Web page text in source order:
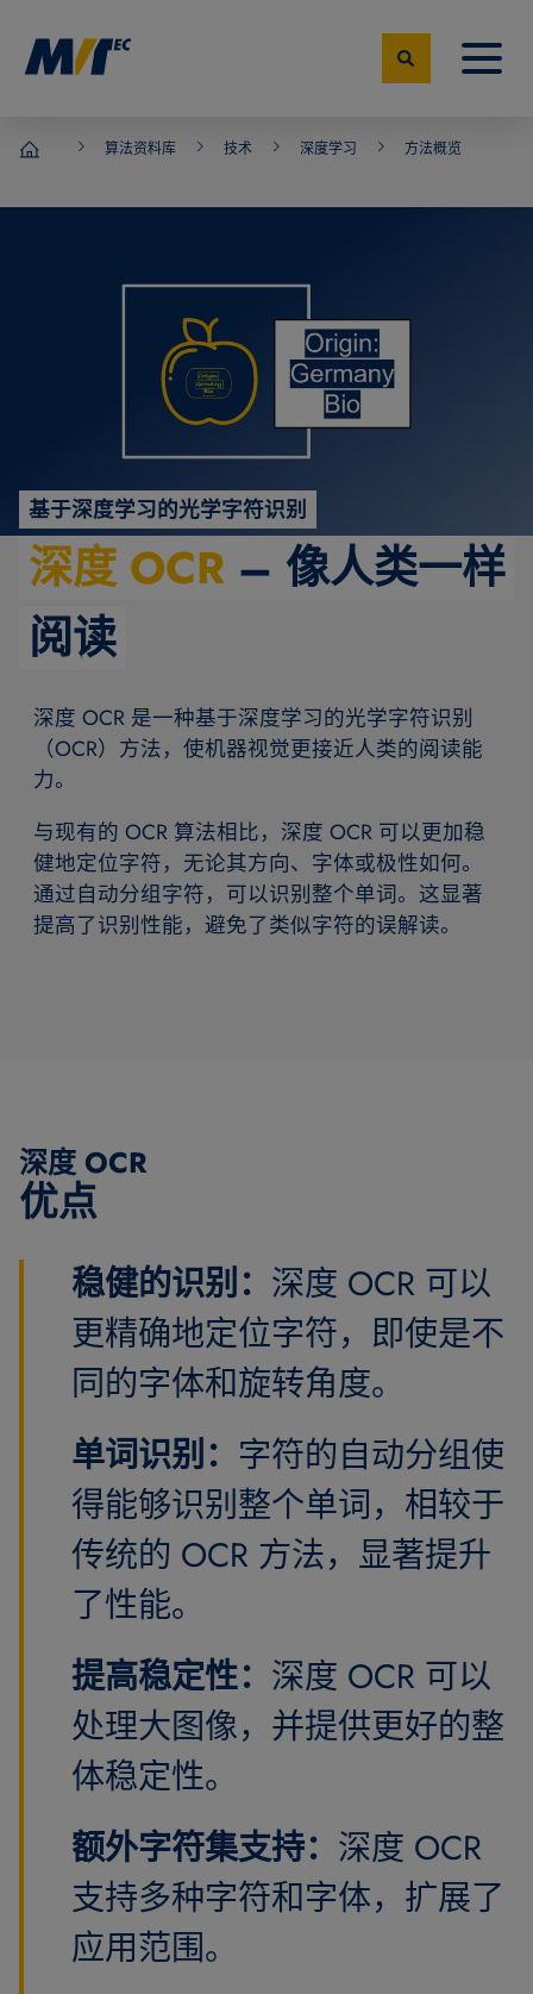
算法资料库 技术 深度学习 方法概览
基于深度学习的光学字符识别
深度 OCR – 像人类一样
阅读
深度 OCR 是一种基于深度学习的光学字符识别
（OCR）方法，使机器视觉更接近人类的阅读能
力。
与现有的 OCR 算法相比，深度 OCR 可以更加稳
健地定位字符，无论其方向、字体或极性如何。
通过自动分组字符，可以识别整个单词。这显著
提高了识别性能，避免了类似字符的误解读。
深度 OCR
优点
稳健的识别： 深度 OCR 可以
更精确地定位字符，即使是不
同的字体和旋转角度。
单词识别： 字符的自动分组使
得能够识别整个单词，相较于
传统的 OCR 方法，显著提升
了性能。
提高稳定性： 深度 OCR 可以
处理大图像，并提供更好的整
体稳定性。
额外字符集支持： 深度 OCR
支持多种字符和字体，扩展了
应用范围。